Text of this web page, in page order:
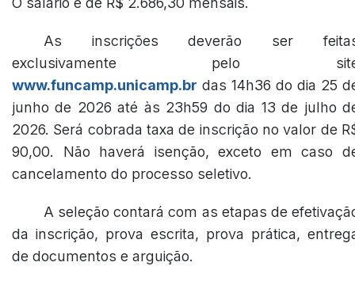
As inscrições deverão ser
exclusivamente pelo
www.funcamp.unicamp.br das 14h36 do dia 25
junho de 2026 até às 23h59 do dia 13 de julho
2026. Será cobrada taxa de inscrição no valor de
90,00. Não haverá isenção, exceto em caso
cancelamento do processo seletivo.
A seleção contará com as etapas de
da inscrição, prova escrita, prova prática,
de documentos e arguição.